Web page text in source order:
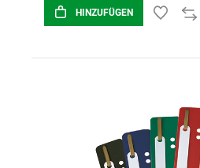
HINZUFÜGEN